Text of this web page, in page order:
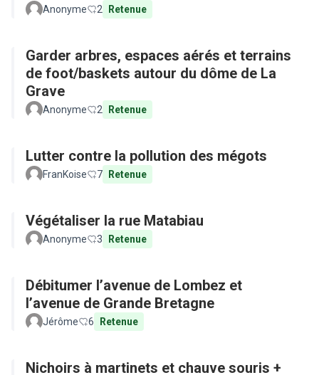
Anonyme 2 Retenue
Garder arbres, espaces aérés et terrains
de foot/baskets autour du dôme de La
Grave
Anonyme 2 Retenue
Lutter contre la pollution des mégots
FranKoise 7 Retenue
Végétaliser la rue Matabiau
Anonyme 3 Retenue
Débitumer l’avenue de Lombez et
l’avenue de Grande Bretagne
Jérôme 6 Retenue
Nichoirs à martinets et chauve souris +